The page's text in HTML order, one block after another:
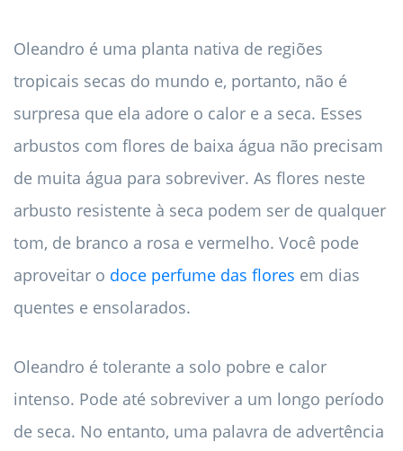
Oleandro é uma planta nativa de regiões
tropicais secas do mundo e, portanto, não é
surpresa que ela adore o calor e a seca. Esses
arbustos com flores de baixa água não precisam
de muita água para sobreviver. As flores neste
arbusto resistente à seca podem ser de qualquer
tom, de branco a rosa e vermelho. Você pode
aproveitar o doce perfume das flores em dias
quentes e ensolarados.
Oleandro é tolerante a solo pobre e calor
intenso. Pode até sobreviver a um longo período
de seca. No entanto, uma palavra de advertência